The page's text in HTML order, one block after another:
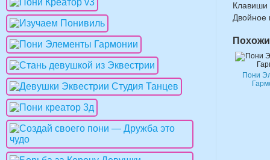
Клавиши
Двойное
Пони